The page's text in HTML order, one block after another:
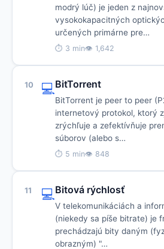
modrý lúč) je jeden z
vysokokapacitných
určených primárne pre…
⏱ 3 min👁 1,642
10 💻BitTorrent
BitTorrent je peer to peer
internetový protokol, ktorý
zrýchľuje a zefektívňuje
súborov (alebo s…
⏱ 5 min👁 848
11 💻Bitová rýchlosť
V telekomunikáciách a
(niekedy sa píše bitrate) je
prechádzajú bity daným
obrazným) "…